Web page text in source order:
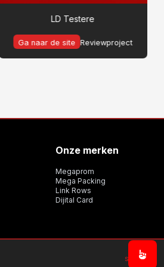
LD Testere
Ga naar de site Reviewproject
Onze merken
Megaprom
Mega Packing
Link Rows
Dijital Card
Sitemap